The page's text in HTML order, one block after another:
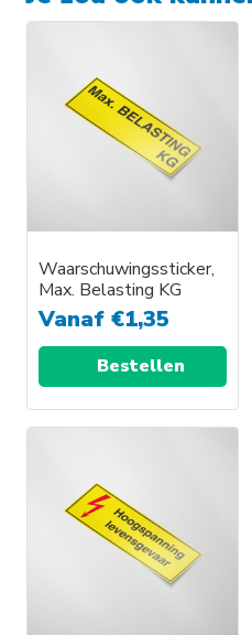
Waarschuwingssticker,
Max. Belasting KG
Vanaf €1,35
Bestellen